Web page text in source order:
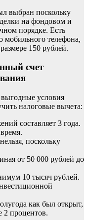
выбран поскольку
на фондовом и
порядке. Есть
мобильного телефона,
150 рублей.
счет
условия
налоговые вычета:
составляет 3 года.
поскольку
от 50 000 рублей до
10 тысяч рублей.
как был открыт,
2 процентов.